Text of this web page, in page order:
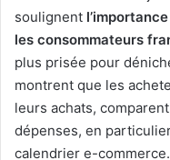
soulignent
les consommateurs
plus prisée pour
montrent que les
leurs achats,
dépenses, en
calendrier e-commerce.